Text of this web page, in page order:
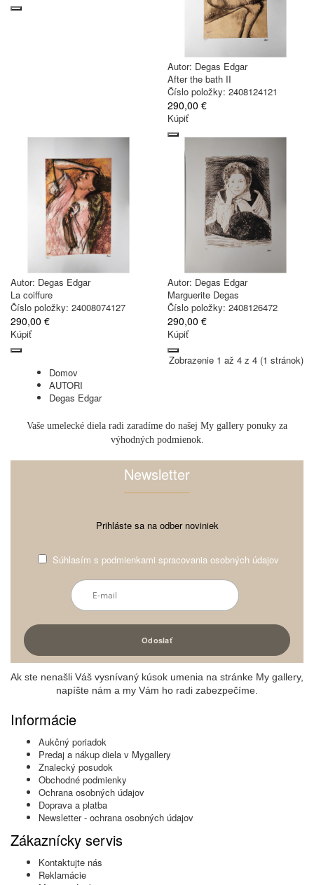
Autor: Degas Edgar
After the bath II
Číslo položky: 2408124121
290,00 €
Kúpiť
Autor: Degas Edgar
La coiffure
Číslo položky: 24008074127
290,00 €
Kúpiť
Autor: Degas Edgar
Marguerite Degas
Číslo položky: 2408126472
290,00 €
Kúpiť
Zobrazenie 1 až 4 z 4 (1 stránok)
Domov
AUTORI
Degas Edgar
Vaše umelecké diela radi zaradíme do našej My gallery ponuky za
výhodných podmienok.
Newsletter
Prihláste sa na odber noviniek
Súhlasím s podmienkami spracovania osobných údajov
Ak ste nenašli Váš vysnívaný kúsok umenia na stránke My gallery,
napíšte nám a my Vám ho radi zabezpečíme.
Informácie
Aukčný poriadok
Predaj a nákup diela v Mygallery
Znalecký posudok
Obchodné podmienky
Ochrana osobných údajov
Doprava a platba
Newsletter - ochrana osobných údajov
Zákaznícky servis
Kontaktujte nás
Reklamácie